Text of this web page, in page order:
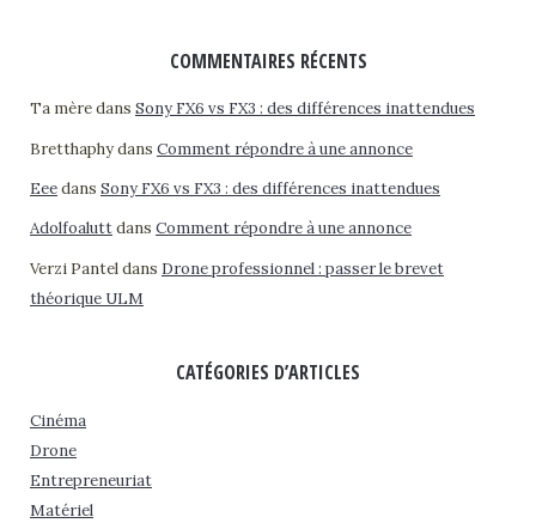
COMMENTAIRES RÉCENTS
Ta mèredans Sony FX6 vs FX3 : des différences inattendues
Bretthaphydans Comment répondre à une annonce
Eeedans Sony FX6 vs FX3 : des différences inattendues
Adolfoaluttdans Comment répondre à une annonce
Verzi Panteldans Drone professionnel : passer le brevet
théorique ULM
CATÉGORIES D’ARTICLES
Cinéma
Drone
Entrepreneuriat
Matériel